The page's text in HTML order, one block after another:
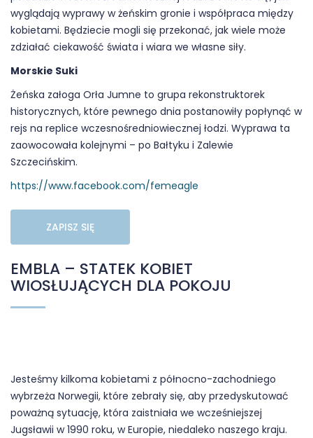
wyglądają wyprawy w żeńskim gronie i współpraca między
kobietami. Będziecie mogli się przekonać, jak wiele może
zdziałać ciekawość świata i wiara we własne siły.
Morskie Suki
Żeńska załoga Orła Jumne to grupa rekonstruktorek
historycznych, które pewnego dnia postanowiły popłynąć w
rejs na replice wczesnośredniowiecznej łodzi. Wyprawa ta
zaowocowała kolejnymi – po Bałtyku i Zalewie
Szczecińskim.
https://www.facebook.com/femeagle
ZAPISZ SIĘ
EMBLA – STATEK KOBIET
WIOSŁUJĄCYCH DLA POKOJU
Jesteśmy kilkoma kobietami z północno-zachodniego
wybrzeża Norwegii, które zebrały się, aby przedyskutować
poważną sytuację, która zaistniała we wcześniejszej
Jugsławii w 1990 roku, w Europie, niedaleko naszego kraju.